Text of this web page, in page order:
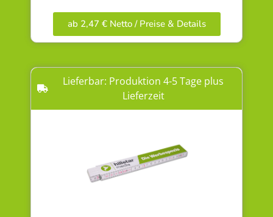
ab 2,47 € Netto / Preise & Details
Lieferbar: Produktion 4-5 Tage plus
Lieferzeit